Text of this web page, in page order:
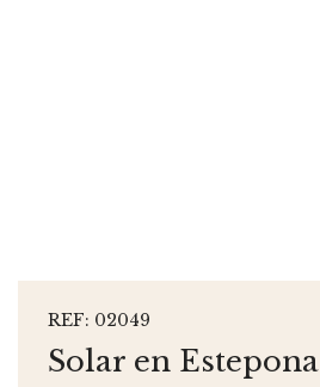
REF: 02049
Solar en Estepona